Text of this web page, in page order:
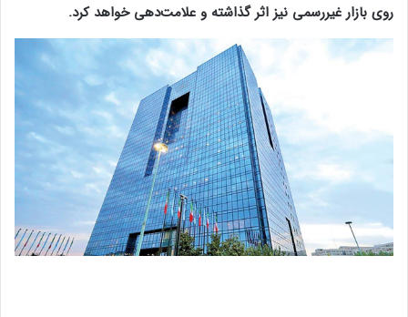
روی بازار غیررسمی نیز اثر گذاشته و علامت‌دهی خواهد کرد.